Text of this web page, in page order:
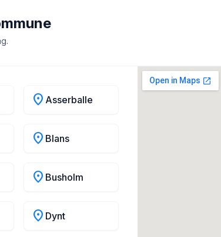
location_on Asserballe
location_on Blans
location_on Busholm
location_on Dynt